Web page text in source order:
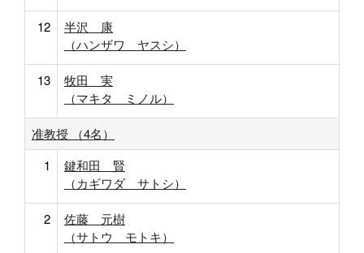
12
半沢 康
（ハンザワ ヤスシ）
13
牧田 実
（マキタ ミノル）
准教授 （4名）
1
鍵和田 賢
（カギワダ サトシ）
2
佐藤 元樹
（サトウ モトキ）